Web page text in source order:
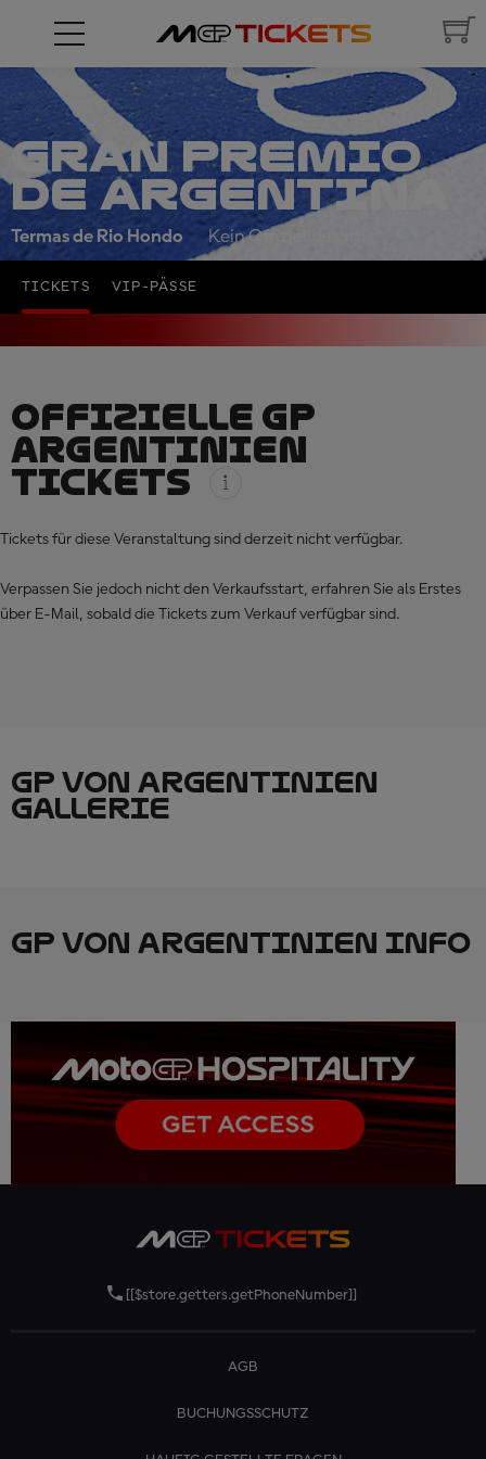
GRAN PREMIO
DE ARGENTINA
Termas de Rio Hondo Kein Offizielldatum
TICKETS VIP-PÄSSE
OFFIZIELLE GP
ARGENTINIEN
TICKETS
Tickets für diese Veranstaltung sind derzeit nicht verfügbar.
Verpassen Sie jedoch nicht den Verkaufsstart, erfahren Sie als Erstes
über E-Mail, sobald die Tickets zum Verkauf verfügbar sind.
GP VON ARGENTINIEN
GALLERIE
GP VON ARGENTINIEN INFO
[[$store.getters.getPhoneNumber]]
AGB
BUCHUNGSSCHUTZ